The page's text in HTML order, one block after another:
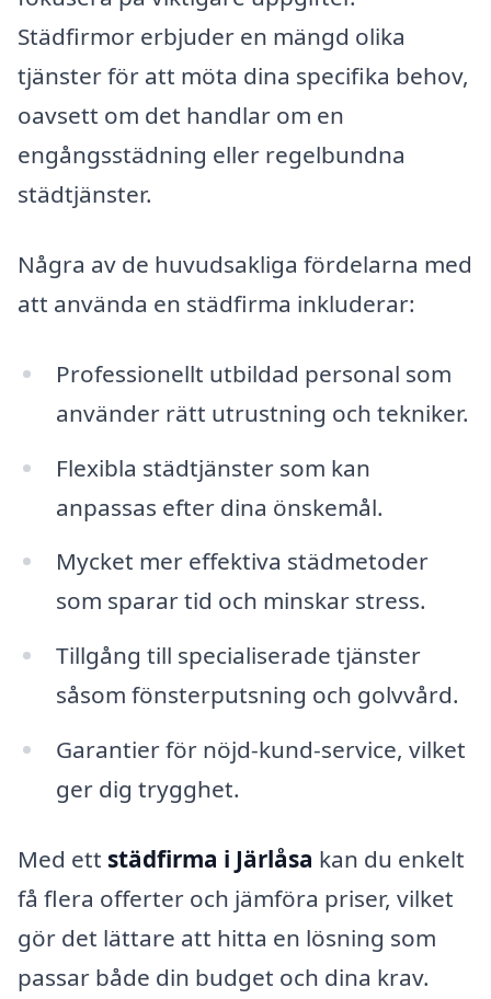
Städfirmor erbjuder en mängd olika
tjänster för att möta dina specifika behov,
oavsett om det handlar om en
engångsstädning eller regelbundna
städtjänster.
Några av de huvudsakliga fördelarna med
att använda en städfirma inkluderar:
Professionellt utbildad personal som
använder rätt utrustning och tekniker.
Flexibla städtjänster som kan
anpassas efter dina önskemål.
Mycket mer effektiva städmetoder
som sparar tid och minskar stress.
Tillgång till specialiserade tjänster
såsom fönsterputsning och golvvård.
Garantier för nöjd-kund-service, vilket
ger dig trygghet.
Med ett städfirma i Järlåsa kan du enkelt
få flera offerter och jämföra priser, vilket
gör det lättare att hitta en lösning som
passar både din budget och dina krav.